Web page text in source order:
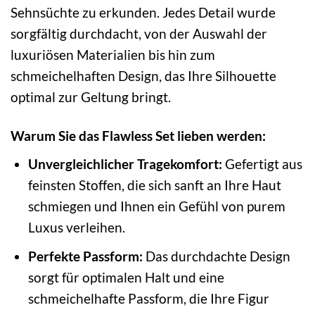
Sehnsüchte zu erkunden. Jedes Detail wurde
sorgfältig durchdacht, von der Auswahl der
luxuriösen Materialien bis hin zum
schmeichelhaften Design, das Ihre Silhouette
optimal zur Geltung bringt.
Warum Sie das Flawless Set lieben werden:
Unvergleichlicher Tragekomfort: Gefertigt aus
feinsten Stoffen, die sich sanft an Ihre Haut
schmiegen und Ihnen ein Gefühl von purem
Luxus verleihen.
Perfekte Passform: Das durchdachte Design
sorgt für optimalen Halt und eine
schmeichelhafte Passform, die Ihre Figur